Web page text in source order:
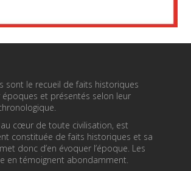
sont le recueil de faits historiques
et présentés selon leur
au cœur de toute civilisation, est
constituée de faits historiques et sa
donc d’en évoquer l’époque. Les
en témoignent abondamment.